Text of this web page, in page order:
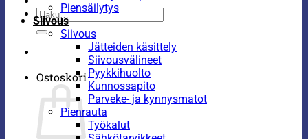
Etsi:
Ostoskori
Piensäilytys
Siivous
Siivous
Jätteiden käsittely
Siivousvälineet
Pyykkihuolto
Kunnossapito
Parveke- ja kynnysmatot
Pienrauta
Työkalut